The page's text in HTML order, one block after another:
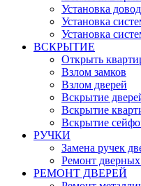
Установка
Установка
Установка
ВСКРЫТИЕ
Открыть
Взлом замков
Взлом дверей
Вскрытие
Вскрытие
Вскрытие
РУЧКИ
Замена ручек
Ремонт
РЕМОНТ ДВЕРЕЙ